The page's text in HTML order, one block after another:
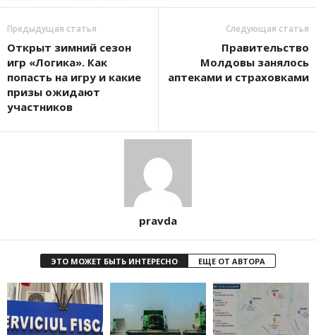
Предыдущая статья
Открыт зимний сезон
игр «Логика». Как
попасть на игру и какие
призы ожидают
участников
Следующая статья
Правительство
Молдовы занялось
аптеками и страховками
pravda
ЭТО МОЖЕТ БЫТЬ ИНТЕРЕСНО ЕЩЕ ОТ АВТОРА